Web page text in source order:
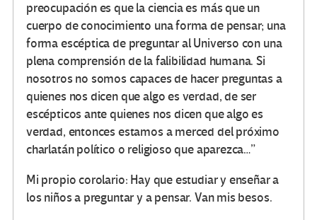
preocupación es que la ciencia es más que un
cuerpo de conocimiento una forma de pensar; una
forma escéptica de preguntar al Universo con una
plena comprensión de la falibilidad humana. Si
nosotros no somos capaces de hacer preguntas a
quienes nos dicen que algo es verdad, de ser
escépticos ante quienes nos dicen que algo es
verdad, entonces estamos a merced del próximo
charlatán político o religioso que aparezca…”
Mi propio corolario: Hay que estudiar y enseñar a
los niños a preguntar y a pensar. Van mis besos.